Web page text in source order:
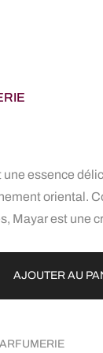
une essence
oriental.
Mayar est une
AJOUTER AU